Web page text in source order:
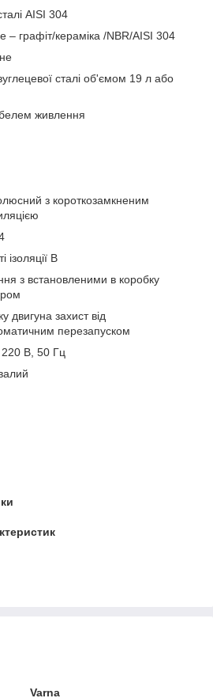
AISI 304
– графіт/кераміка /NBR/AISI 304
сталі об'ємом 19 л або
живлення
з короткозамкненим
ізоляції В
з встановленими в коробку
двигуна захист від
перезапуском
В, 50 Гц
Varna